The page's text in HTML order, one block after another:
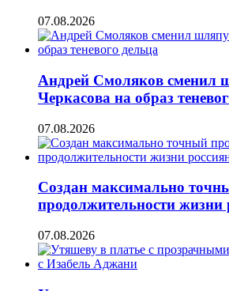
07.08.2026
Андрей Смоляков сменил
Черкасова на образ
07.08.2026
Создан максимально
продолжительности жизни
07.08.2026